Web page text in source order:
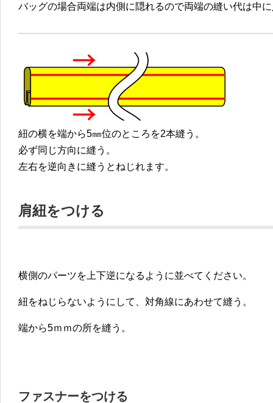
バッグの場合両端は内側に隠れるので両端の縫い代は中
紐の横を端から5㎜位のところを2本縫う。
必ず同じ方向に縫う。
左右を逆向きに縫うとねじれます。
肩紐をつける
横側のパーツを上下逆になるように並べてください。
紐をねじらないようにして、対角線にあわせて縫う。
端から5ｍｍの所を縫う。
ファスナーをつける